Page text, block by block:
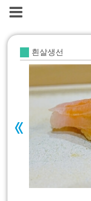
흰살생선